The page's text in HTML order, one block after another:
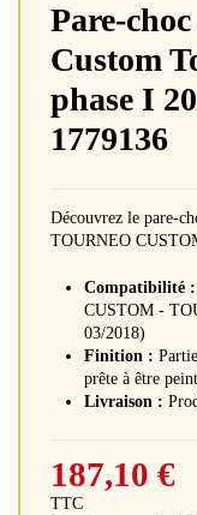
Pare-
Custom
phase I
1779136
Découvrez le pare-
TOURNEO
Compatibilité :
CUSTOM -
03/2018)
Finition :
prête à être
Livraison :
187,10 €
TTC